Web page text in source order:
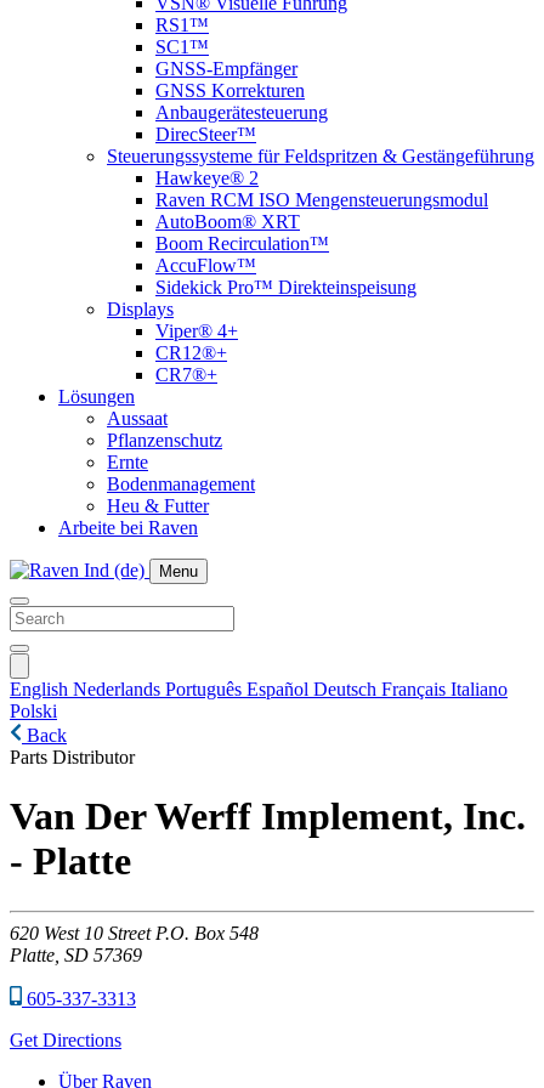
RS1™
SC1™
GNSS-Empfänger
GNSS Korrekturen
Anbaugerätesteuerung
DirecSteer™
Steuerungssysteme für Feldspritzen & Gestängeführung
Hawkeye® 2
Raven RCM ISO Mengensteuerungsmodul
AutoBoom® XRT
Boom Recirculation™
AccuFlow™
Sidekick Pro™ Direkteinspeisung
Displays
Viper® 4+
CR12®+
CR7®+
Lösungen
Aussaat
Pflanzenschutz
Ernte
Bodenmanagement
Heu & Futter
Arbeite bei Raven
Menu
English Nederlands Português Español Deutsch Français Italiano
Polski
Back
Parts Distributor
Van Der Werff Implement, Inc.
- Platte
620 West 10 Street P.O. Box 548
Platte, SD 57369
605-337-3313
Get Directions
Über Raven